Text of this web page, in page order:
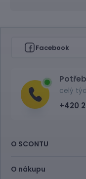
Facebook
celý
+420
O SCONTU
O nákupu